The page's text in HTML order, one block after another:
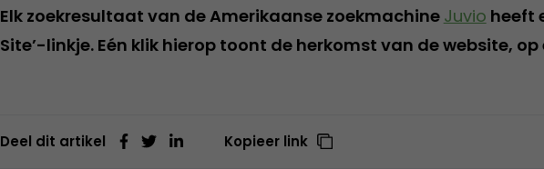
Elk zoekresultaat van de Amerikaanse zoekmachine Juvio heeft
Site’-linkje. Eén klik hierop toont de herkomst van de website,
Deel dit artikel Kopieer link